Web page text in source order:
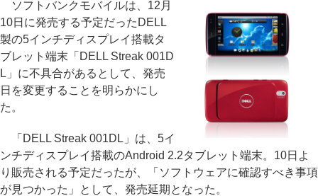
ソフトバンクモバイルは、12月
10日に発売する予定だったDELL
製の5インチディスプレイ搭載タ
ブレット端末「DELL Streak 001D
L」に不具合があるとして、発売
日を変更することを明らかにし
た。
「DELL Streak 001DL」は、5イ
ンチディスプレイ搭載のAndroid 2.2タブレット端末。10日よ
り販売される予定だったが、「ソフトウェアに確認すべき事項
が見つかった」として、発売延期となった。